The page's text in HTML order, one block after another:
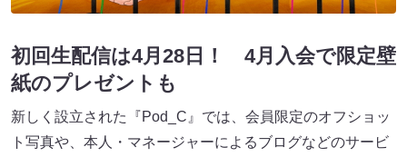
初回生配信は4月28日！ 4月入会で限定壁
紙のプレゼントも
新しく設立された『Pod_C』では、会員限定のオフショッ
ト写真や、本人・マネージャーによるブログなどのサービ